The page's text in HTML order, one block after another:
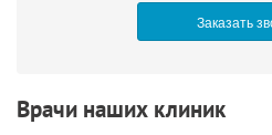
Врачи наших клиник